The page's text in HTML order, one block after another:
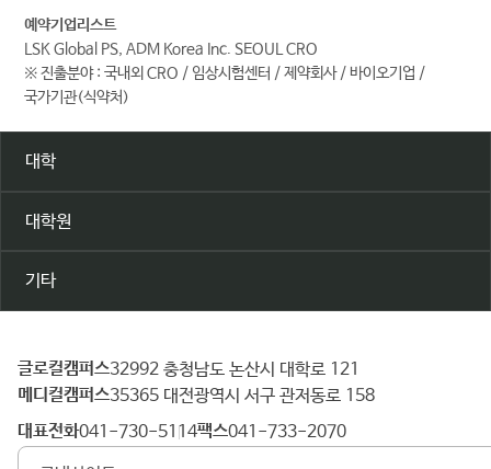
예약기업리스트
LSK Global PS, ADM Korea Inc. SEOUL CRO
※ 진출분야 : 국내외 CRO / 임상시험센터 / 제약회사 / 바이오기업 /
국가기관(식약처)
대학
대학원
기타
건
양
대
학
글로컬캠퍼스 32992 충청남도 논산시 대학로 121
메디컬캠퍼스 35365 대전광역시 서구 관저동로 158
대표전화 041-730-5114 팩스 041-733-2070